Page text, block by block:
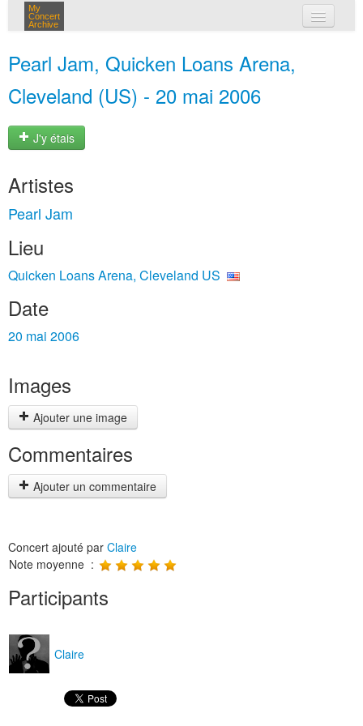
My
Concert
Archive
Pearl Jam, Quicken Loans Arena,
Cleveland (US) - 20 mai 2006
J'y étais
Artistes
Pearl Jam
Lieu
Quicken Loans Arena, Cleveland US
Date
20 mai 2006
Images
Ajouter une image
Commentaires
Ajouter un commentaire
Concert ajouté par Claire
Note moyenne :
Participants
Claire